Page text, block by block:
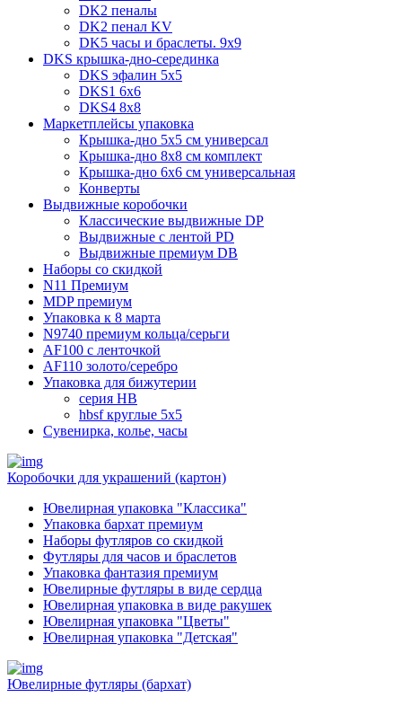
DK2 пеналы
DK2 пенал KV
DK5 часы и браслеты. 9x9
DKS крышка-дно-серединка
DKS эфалин 5x5
DKS1 6x6
DKS4 8x8
Маркетплейсы упаковка
Крышка-дно 5x5 см универсал
Крышка-дно 8x8 см комплект
Крышка-дно 6x6 см универсальная
Конверты
Выдвижные коробочки
Классические выдвижные DP
Выдвижные с лентой PD
Выдвижные премиум DB
Наборы со скидкой
N11 Премиум
MDP премиум
Упаковка к 8 марта
N9740 премиум кольца/серьги
AF100 с ленточкой
AF110 золото/серебро
Упаковка для бижутерии
серия HB
hbsf круглые 5x5
Сувенирка, колье, часы
Коробочки для украшений (картон)
Ювелирная упаковка "Классика"
Упаковка бархат премиум
Наборы футляров со скидкой
Футляры для часов и браслетов
Упаковка фантазия премиум
Ювелирные футляры в виде сердца
Ювелирная упаковка в виде ракушек
Ювелирная упаковка "Цветы"
Ювелирная упаковка "Детская"
Ювелирные футляры (бархат)